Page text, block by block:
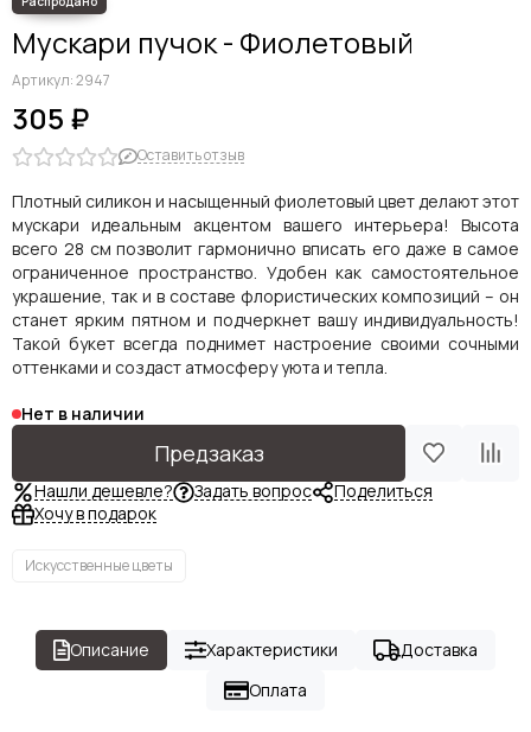
Ранункулюсы
Гладиолусы
Другие цветы
Мускари пучок - Фиолетовый
Артикул:2947
305 ₽
Оставить отзыв
Плотный силикон и насыщенный фиолетовый цвет делают этот
мускари идеальным акцентом вашего интерьера! Высота
всего 28 см позволит гармонично вписать его даже в самое
ограниченное пространство. Удобен как самостоятельное
украшение, так и в составе флористических композиций – он
станет ярким пятном и подчеркнет вашу индивидуальность!
Такой букет всегда поднимет настроение своими сочными
оттенками и создаст атмосферу уюта и тепла.
Нет в наличии
Предзаказ
Нашли дешевле? Задать вопрос
Поделиться
Хочу в подарок
Искусственные цветы
Описание Характеристики
Доставка
Оплата